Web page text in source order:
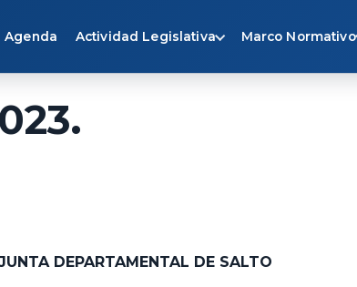
Agenda Actividad Legislativa Marco Normativo
DEPARTAMENTAL DE SALTO